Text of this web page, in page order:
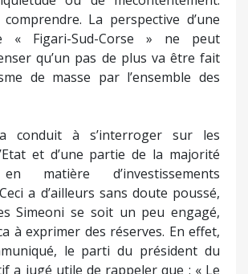
La perspective d’une
« Figari-Sud-Corse » ne peut
qu’un pas de plus va être fait
de masse par l’ensemble des
conduit à s’interroger sur les
et d’une partie de la majorité
matière d’investissements
a d’ailleurs sans doute poussé,
Simeoni se soit un peu engagé,
à exprimer des réserves. En effet,
le parti du président du
a jugé utile de rappeler que : « Le